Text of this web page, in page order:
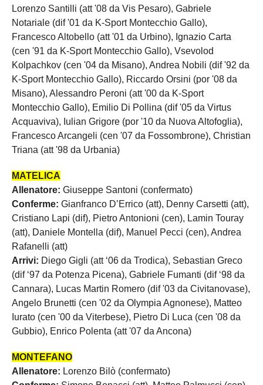
Lorenzo Santilli (att '08 da Vis Pesaro), Gabriele
Notariale (dif '01 da K-Sport Montecchio Gallo),
Francesco Altobello (att '01 da Urbino), Ignazio Carta
(cen '91 da K-Sport Montecchio Gallo), Vsevolod
Kolpachkov (cen '04 da Misano), Andrea Nobili (dif '92 da
K-Sport Montecchio Gallo), Riccardo Orsini (por '08 da
Misano), Alessandro Peroni (att '00 da K-Sport
Montecchio Gallo), Emilio Di Pollina (dif '05 da Virtus
Acquaviva), Iulian Grigore (por '10 da Nuova Altofoglia),
Francesco Arcangeli (cen '07 da Fossombrone), Christian
Triana (att '98 da Urbania)
MATELICA
Allenatore: Giuseppe Santoni (confermato)
Conferme: Gianfranco D’Errico (att), Denny Carsetti (att),
Cristiano Lapi (dif), Pietro Antonioni (cen), Lamin Touray
(att), Daniele Montella (dif), Manuel Pecci (cen), Andrea
Rafanelli (att)
Arrivi: Diego Gigli (att ‘06 da Trodica), Sebastian Greco
(dif ‘97 da Potenza Picena), Gabriele Fumanti (dif ‘98 da
Cannara), Lucas Martin Romero (dif '03 da Civitanovase),
Angelo Brunetti (cen '02 da Olympia Agnonese), Matteo
Iurato (cen '00 da Viterbese), Pietro Di Luca (cen '08 da
Gubbio), Enrico Polenta (att '07 da Ancona)
MONTEFANO
Allenatore: Lorenzo Bilò (confermato)